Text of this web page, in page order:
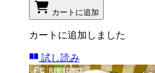
カートに追加
カートに追加しました
試し読み